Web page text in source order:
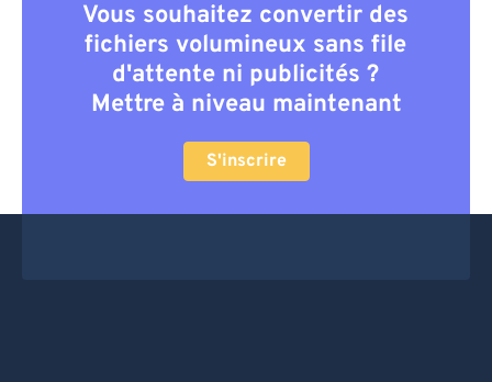
Vous souhaitez convertir des
fichiers volumineux sans file
d'attente ni publicités ?
Mettre à niveau maintenant
S'inscrire